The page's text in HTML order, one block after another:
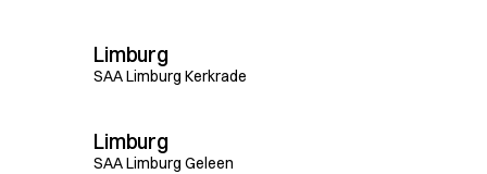
Limburg
SAA Limburg Kerkrade
Limburg
SAA Limburg Geleen